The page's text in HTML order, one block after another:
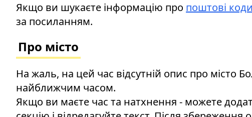
Якщо ви шукаєте інформацію про поштові коди
за посиланням.
Про місто
На жаль, на цей час відсутній опис про місто
найближчим часом.
Якщо ви маєте час та натхнення - можете